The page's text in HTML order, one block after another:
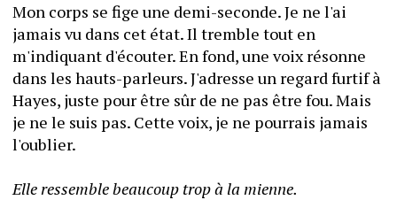
Mon corps se fige une demi-seconde. Je ne l'ai
jamais vu dans cet état. Il tremble tout en
m'indiquant d'écouter. En fond, une voix résonne
dans les hauts-parleurs. J'adresse un regard furtif à
Hayes, juste pour être sûr de ne pas être fou. Mais
je ne le suis pas. Cette voix, je ne pourrais jamais
l'oublier.
Elle ressemble beaucoup trop à la mienne.